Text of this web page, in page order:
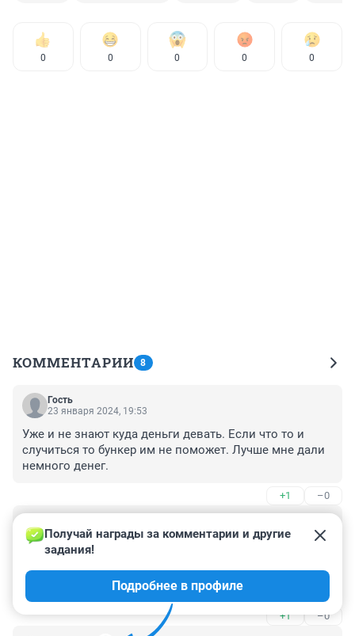
0 0 0 0 0
КОММЕНТАРИИ 8
Гость
23 января 2024, 19:53
Уже и не знают куда деньги девать. Если что то и
случиться то бункер им не поможет. Лучше мне дали
немного денег.
+1 –0
23 января 2024, 19:37
От Кармы в бункере не спрятаться. Те, кто
зарабатывают большие деньги через совершение зла
- одни из первых, кто будет за это отвечать в
ближайшие пару лет. Скорее всего - пойдут на
развоплощение ( выход Души из тела, или по +1 –0
Получай награды за комментарии и другие
задания!
Подробнее в профиле